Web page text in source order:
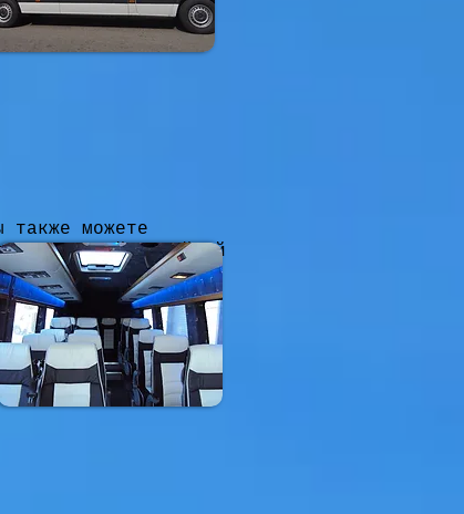
также можете
семейной
нашей команды в